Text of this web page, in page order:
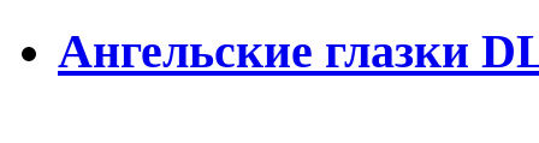
Ангельские глазки